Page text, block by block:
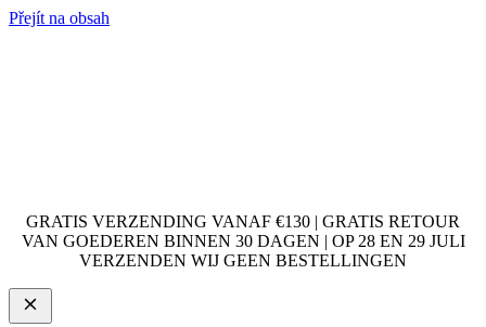
Přejít na obsah
GRATIS VERZENDING VANAF €130 | GRATIS RETOUR
VAN GOEDEREN BINNEN 30 DAGEN | OP 28 EN 29 JULI
VERZENDEN WIJ GEEN BESTELLINGEN